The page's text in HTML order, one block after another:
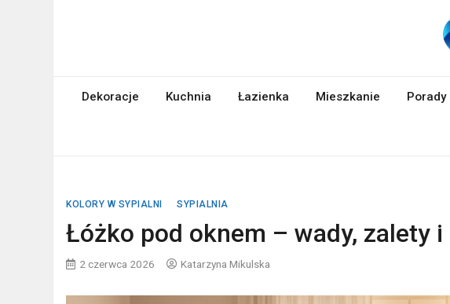
abcgospodyni.pl
Dekoracje Kuchnia Łazienka Mieszkanie Porady
KOLORY W SYPIALNI SYPIALNIA
Łóżko pod oknem – wady, zalety i
2 czerwca 2026 Katarzyna Mikulska